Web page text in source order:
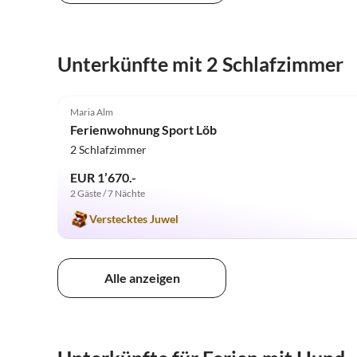
Unterkünfte mit 2 Schlafzimmer
Maria Alm
Ferienwohnung Sport Löb
2 Schlafzimmer
EUR 1’670.-
2 Gäste / 7 Nächte
Verstecktes Juwel
Alle anzeigen